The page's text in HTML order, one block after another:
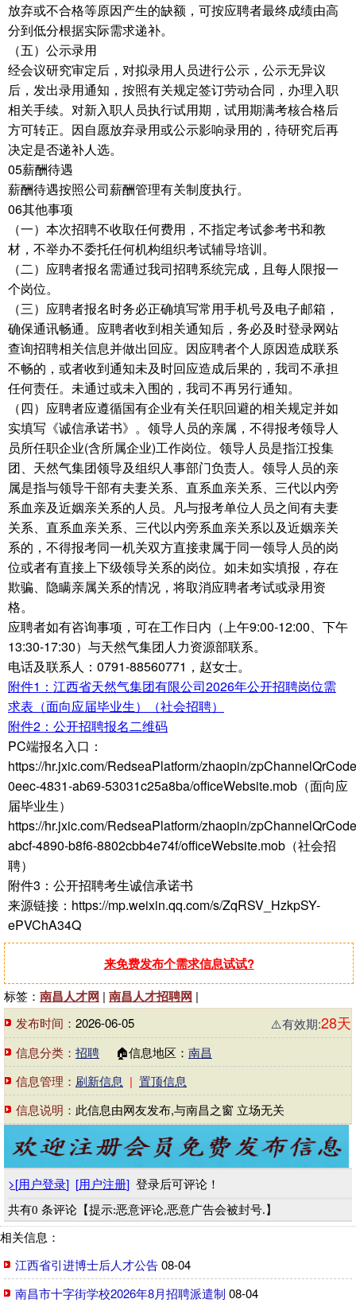
放弃或不合格等原因产生的缺额，可按应聘者最终成绩由高
分到低分根据实际需求递补。
（五）公示录用
经会议研究审定后，对拟录用人员进行公示，公示无异议
后，发出录用通知，按照有关规定签订劳动合同，办理入职
相关手续。对新入职人员执行试用期，试用期满考核合格后
方可转正。因自愿放弃录用或公示影响录用的，待研究后再
决定是否递补人选。
05薪酬待遇
薪酬待遇按照公司薪酬管理有关制度执行。
06其他事项
（一）本次招聘不收取任何费用，不指定考试参考书和教
材，不举办不委托任何机构组织考试辅导培训。
（二）应聘者报名需通过我司招聘系统完成，且每人限报一
个岗位。
（三）应聘者报名时务必正确填写常用手机号及电子邮箱，
确保通讯畅通。应聘者收到相关通知后，务必及时登录网站
查询招聘相关信息并做出回应。因应聘者个人原因造成联系
不畅的，或者收到通知未及时回应造成后果的，我司不承担
任何责任。未通过或未入围的，我司不再另行通知。
（四）应聘者应遵循国有企业有关任职回避的相关规定并如
实填写《诚信承诺书》。领导人员的亲属，不得报考领导人
员所任职企业(含所属企业)工作岗位。领导人员是指江投集
团、天然气集团领导及组织人事部门负责人。领导人员的亲
属是指与领导干部有夫妻关系、直系血亲关系、三代以内旁
系血亲及近姻亲关系的人员。凡与报考单位人员之间有夫妻
关系、直系血亲关系、三代以内旁系血亲关系以及近姻亲关
系的，不得报考同一机关双方直接隶属于同一领导人员的岗
位或者有直接上下级领导关系的岗位。如未如实填报，存在
欺骗、隐瞒亲属关系的情况，将取消应聘者考试或录用资
格。
应聘者如有咨询事项，可在工作日内（上午9:00-12:00、下午
13:30-17:30）与天然气集团人力资源部联系。
电话及联系人：0791-88560771，赵女士。
附件1：江西省天然气集团有限公司2026年公开招聘岗位需
求表（面向应届毕业生）（社会招聘）
附件2：公开招聘报名二维码
PC端报名入口：
https://hr.jxic.com/RedseaPlatform/zhaopin/
0eec-4831-ab69-53031c25a8ba/officeWebsite.mob（面向应
届毕业生）
https://hr.jxic.com/RedseaPlatform/zhaopin/
abcf-4890-b8f6-8802cbb4e74f/officeWebsite.mob（社会招
聘）
附件3：公开招聘考生诚信承诺书
来源链接：https://mp.weixin.qq.com/s/ZqRSV_HzkpSY-
ePVChA34Q
来免费发布个需求信息试试?
标签： 南昌人才网 | 南昌人才招聘网 |
发布时间： 2026-06-05 ⚠️有效期:28天
信息分类： 招聘 🏠信息地区： 南昌
信息管理： 刷新信息 | 置顶信息
信息说明： 此信息由网友发布,与南昌之窗 立场无关
>[用户登录] [用户注册] 登录后可评论！
共有0 条评论【提示:恶意评论,恶意广告会被封号.】
相关信息：
江西省引进博士后人才公告08-04
南昌市十字街学校2026年8月招聘派遣制 08-04